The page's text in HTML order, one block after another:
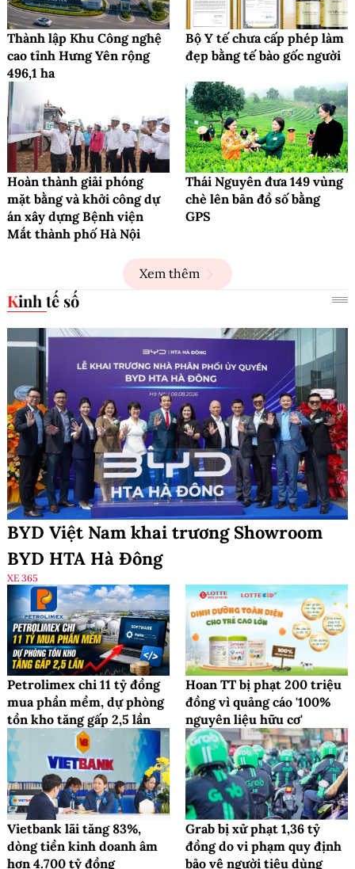
Thành lập Khu Công nghệ
cao tỉnh Hưng Yên rộng
496,1 ha
Bộ Y tế chưa cấp phép làm
đẹp bằng tế bào gốc người
Hoàn thành giải phóng
mặt bằng và khởi công dự
án xây dựng Bệnh viện
Mắt thành phố Hà Nội
Thái Nguyên đưa 149 vùng
chè lên bản đồ số bằng
GPS
Xem thêm
Kinh tế số
BYD Việt Nam khai trương Showroom
BYD HTA Hà Đông
XE 365
Petrolimex chi 11 tỷ đồng
mua phần mềm, dự phòng
tồn kho tăng gấp 2,5 lần
Hoan TT bị phạt 200 triệu
đồng vì quảng cáo '100%
nguyên liệu hữu cơ'
Vietbank lãi tăng 83%,
dòng tiền kinh doanh âm
hơn 4.700 tỷ đồng
Grab bị xử phạt 1,36 tỷ
đồng do vi phạm quy định
bảo vệ người tiêu dùng